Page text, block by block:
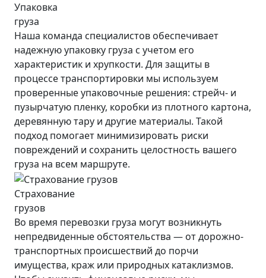
Упаковка
груза
Наша команда специалистов обеспечивает
надежную упаковку груза с учетом его
характеристик и хрупкости. Для защиты в
процессе транспортировки мы используем
проверенные упаковочные решения: стрейч- и
пузырчатую пленку, коробки из плотного картона,
деревянную тару и другие материалы. Такой
подход помогает минимизировать риски
повреждений и сохранить целостность вашего
груза на всем маршруте.
Страхование
грузов
Во время перевозки груза могут возникнуть
непредвиденные обстоятельства — от дорожно-
транспортных происшествий до порчи
имущества, краж или природных катаклизмов.